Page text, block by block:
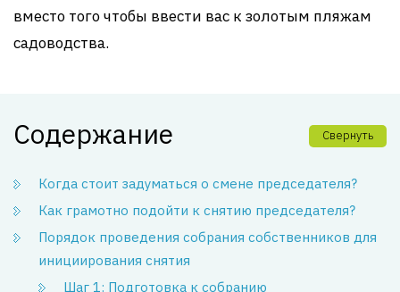
вместо того чтобы ввести вас к золотым пляжам
садоводства.
Содержание Свернуть
Когда стоит задуматься о смене председателя?
Как грамотно подойти к снятию председателя?
Порядок проведения собрания собственников для
инициирования снятия
Шаг 1: Подготовка к собранию